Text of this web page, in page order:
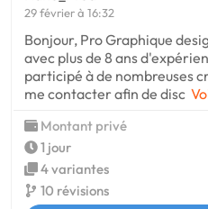
29 février à 16:32
Bonjour, Pro Graphique
avec plus de 8 ans
participé à de nombreuses
me contacter afin de disc
Montant privé
1 jour
4 variantes
10 révisions